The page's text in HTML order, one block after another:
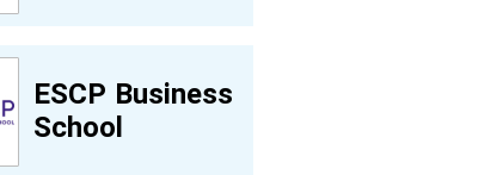
ESCP Business
School